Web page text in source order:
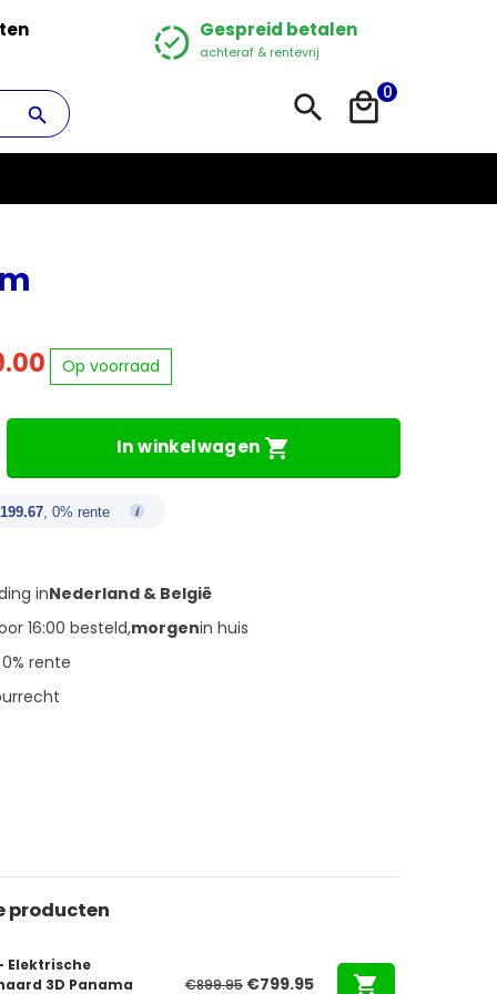
Gespreid betalen
achteraf & rentevrij
0
Op voorraad
In winkelwagen
, 0% rente
inNederland & België
16:00 besteld,morgenin huis
rente
producten
Elektrische
3D Panama
€899.95 Oorspronkelijke
€799.95Huidige